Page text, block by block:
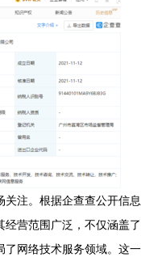
注。根据企查查公开信息
营范围广泛，不仅涵盖了
了网络技术服务领域。这一